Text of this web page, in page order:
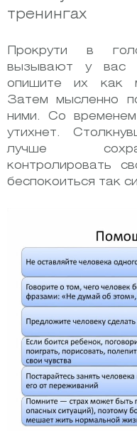
тренингах
Прокрути в
вызывают у вас
опишите их как
Затем мысленно
ними. Со
утихнет.
лучше
контролировать
беспокоиться так